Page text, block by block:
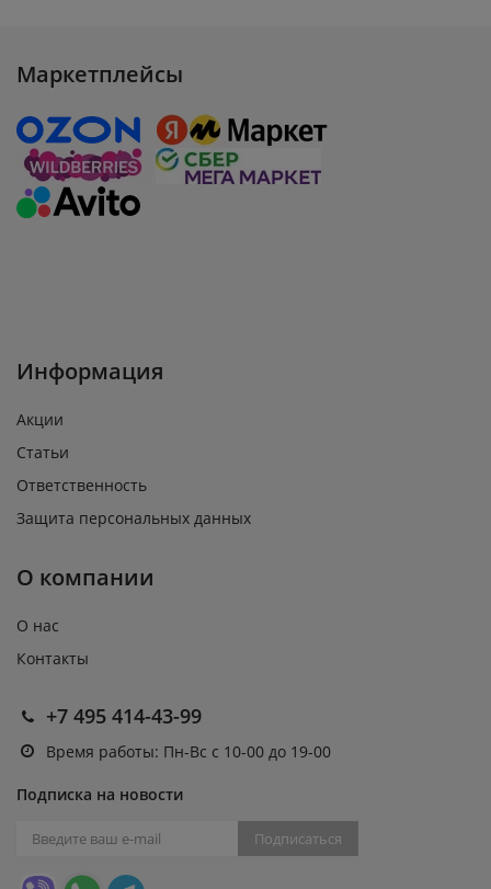
Маркетплейсы
Информация
Акции
Статьи
Ответственность
Защита персональных данных
О компании
О нас
Контакты
+7 495 414-43-99
Время работы: Пн-Вс с 10-00 до 19-00
Подписка на новости
Подписаться